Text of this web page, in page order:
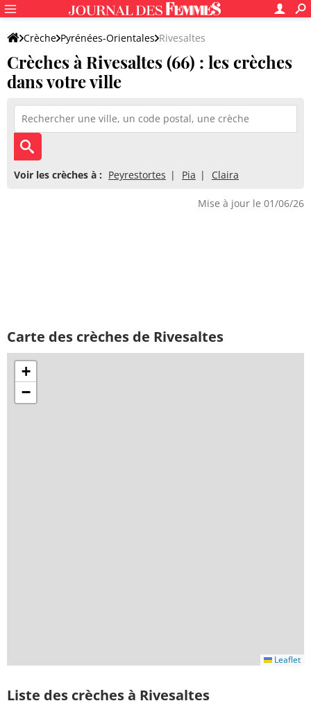
Crèche Pyrénées-Orientales Rivesaltes
Crèches à Rivesaltes (66) : les crèches
dans votre ville
Voir les crèches à : Peyrestortes Pia Claira
Mise à jour le 01/06/26
Carte des crèches de Rivesaltes
+
−
Leaflet
Liste des crèches à Rivesaltes